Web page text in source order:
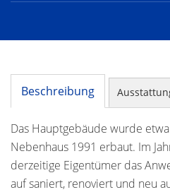
Beschreibung
Das Hauptgebäude wurde
Nebenhaus 1991 erbaut. Im
derzeitige Eigentümer das
auf saniert, renoviert und neu